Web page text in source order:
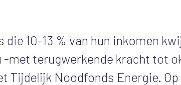
10-13 % van hun inkomen
-met terugwerkende kracht tot
Tijdelijk Noodfonds Energie.